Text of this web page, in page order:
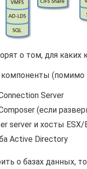
о том, для каких
(помимо
Server
(если
server и хосты ESX/
Active Directory
о базах данных,